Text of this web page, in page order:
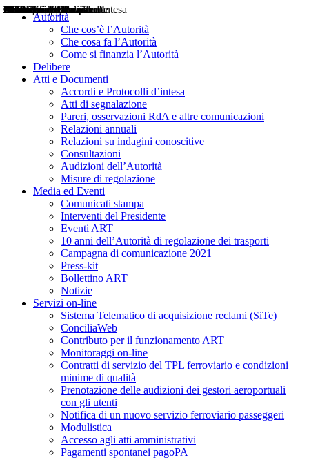
Autorità
Che cos’è l’Autorità
Che cosa fa l’Autorità
Come si finanzia l’Autorità
Delibere
Atti e Documenti
Accordi e Protocolli d’intesa
Atti di segnalazione
Pareri, osservazioni RdA e altre comunicazioni
Relazioni annuali
Relazioni su indagini conoscitive
Consultazioni
Audizioni dell’Autorità
Misure di regolazione
Media ed Eventi
Comunicati stampa
Interventi del Presidente
Eventi ART
10 anni dell’Autorità di regolazione dei trasporti
Campagna di comunicazione 2021
Press-kit
Bollettino ART
Notizie
Servizi on-line
Sistema Telematico di acquisizione reclami (SiTe)
ConciliaWeb
Contributo per il funzionamento ART
Monitoraggi on-line
Contratti di servizio del TPL ferroviario e condizioni
minime di qualità
Prenotazione delle audizioni dei gestori aeroportuali
con gli utenti
Notifica di un nuovo servizio ferroviario passeggeri
Modulistica
Accesso agli atti amministrativi
Pagamenti spontanei pagoPA
Delibere
Pareri
Consultazioni
Audizioni
Atti di Segnalazione
Accordi e Protocolli d'Intesa
Relazioni annuali
Misure di regolazione
Notizie
Comunicati Stampa
Bollettini ART
Convegni ART
Interviste del Presidente
Articoli in primo piano
Interventi del Presidente
2004
2005
2010
2013
2014
2015
2016
2017
2018
2019
202
2020
2021
2022
2023
2024
2025
2026
Aereo
Marittimo
Terrestre